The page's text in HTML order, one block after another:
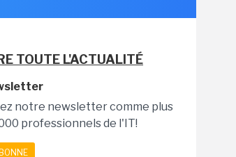
TOUTE L'ACTUALITÉ
notre newsletter comme plus
professionnels de l'IT!